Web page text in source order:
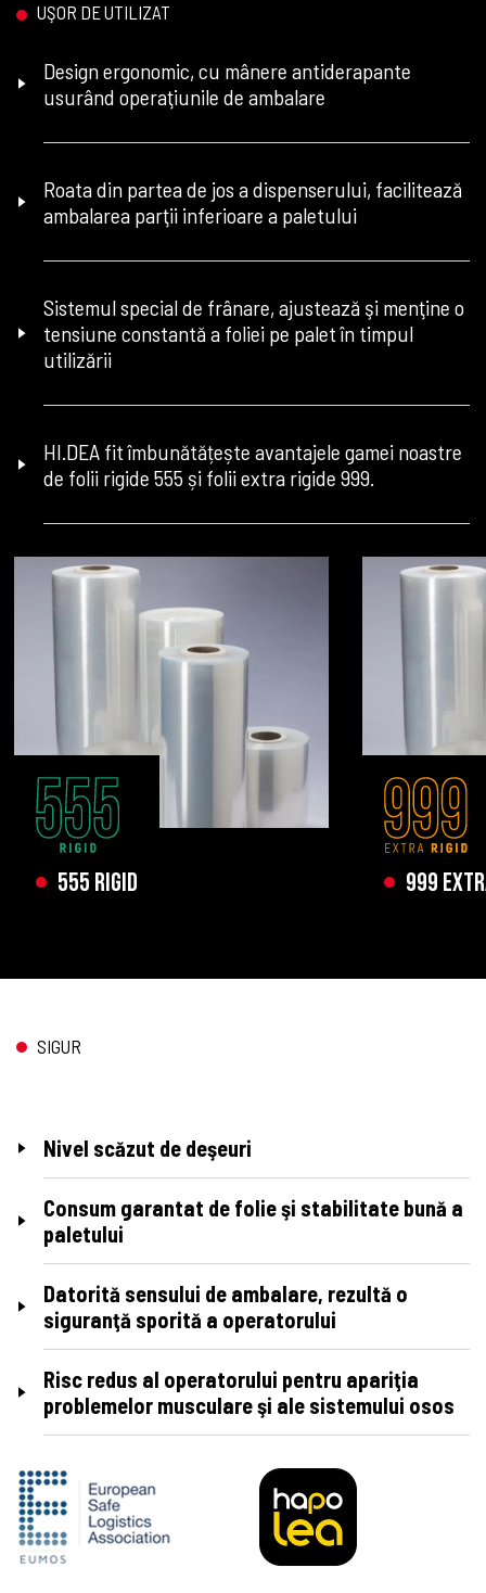
UŞOR DE UTILIZAT
Design ergonomic, cu mânere antiderapante
usurând operaţiunile de ambalare
Roata din partea de jos a dispenserului, facilitează
ambalarea parţii inferioare a paletului
Sistemul special de frânare, ajustează şi menţine o
tensiune constantă a foliei pe palet în timpul
utilizării
HI.DEA fit îmbunătățește avantajele gamei noastre
de folii rigide 555 și folii extra rigide 999.
555 Rigid 999
SIGUR
Nivel scăzut de deşeuri
Consum garantat de folie şi stabilitate bună a
paletului
Datorită sensului de ambalare, rezultă o
siguranţă sporită a operatorului
Risc redus al operatorului pentru apariţia
problemelor musculare şi ale sistemului osos